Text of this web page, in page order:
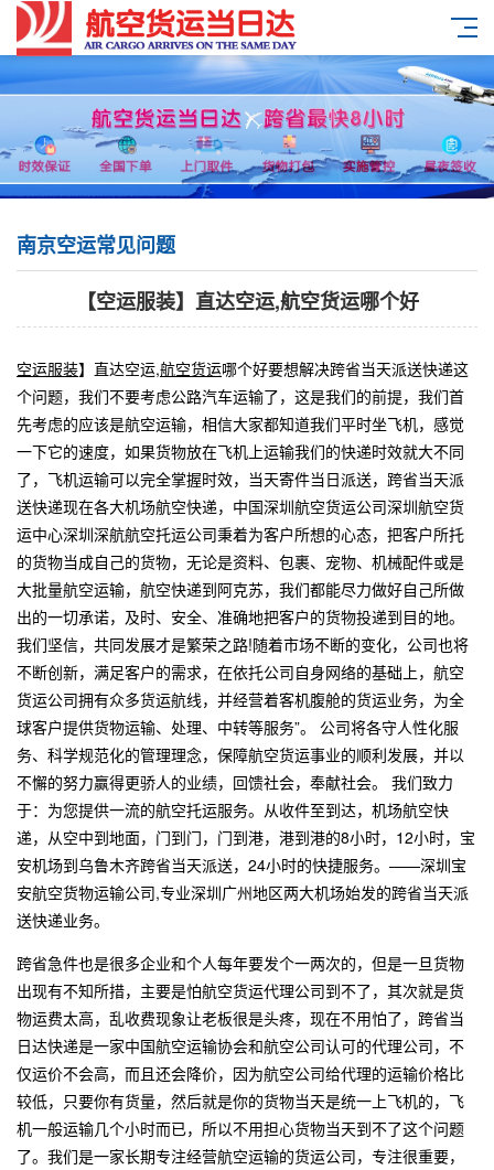
南京空运常见问题
【空运服装】直达空运,航空货运哪个好
空运服装】直达空运,航空货运哪个好要想解决跨省当天派送快递这
个问题，我们不要考虑公路汽车运输了，这是我们的前提，我们首
先考虑的应该是航空运输，相信大家都知道我们平时坐飞机，感觉
一下它的速度，如果货物放在飞机上运输我们的快递时效就大不同
了，飞机运输可以完全掌握时效，当天寄件当日派送，跨省当天派
送快递现在各大机场航空快递，中国深圳航空货运公司深圳航空货
运中心深圳深航航空托运公司秉着为客户所想的心态，把客户所托
的货物当成自己的货物，无论是资料、包裹、宠物、机械配件或是
大批量航空运输，航空快递到阿克苏，我们都能尽力做好自己所做
出的一切承诺，及时、安全、准确地把客户的货物投递到目的地。
我们坚信，共同发展才是繁荣之路!随着市场不断的变化，公司也将
不断创新，满足客户的需求，在依托公司自身网络的基础上，航空
货运公司拥有众多货运航线，并经营着客机腹舱的货运业务，为全
球客户提供货物运输、处理、中转等服务”。 公司将各守人性化服
务、科学规范化的管理理念，保障航空货运事业的顺利发展，并以
不懈的努力赢得更骄人的业绩，回馈社会，奉献社会。 我们致力
于：为您提供一流的航空托运服务。从收件至到达，机场航空快
递，从空中到地面，门到门，门到港，港到港的8小时，12小时，宝
安机场到乌鲁木齐跨省当天派送，24小时的快捷服务。——深圳宝
安航空货物运输公司,专业深圳广州地区两大机场始发的跨省当天派
送快递业务。
跨省急件也是很多企业和个人每年要发个一两次的，但是一旦货物
出现有不知所措，主要是怕航空货运代理公司到不了，其次就是货
物运费太高，乱收费现象让老板很是头疼，现在不用怕了，跨省当
日达快递是一家中国航空运输协会和航空公司认可的代理公司，不
仅运价不会高，而且还会降价，因为航空公司给代理的运输价格比
较低，只要你有货量，然后就是你的货物当天是统一上飞机的，飞
机一般运输几个小时而已，所以不用担心货物当天到不了这个问题
了。我们是一家长期专注经营航空运输的货运公司，专注很重要，